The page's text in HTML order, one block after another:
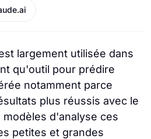
largement utilisée dans
qu'outil pour prédire
notamment parce
plus réussis avec le
d'analyse ces
petites et grandes